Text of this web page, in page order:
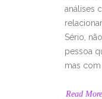
análises
Sério,
pessoa
mas
Read More